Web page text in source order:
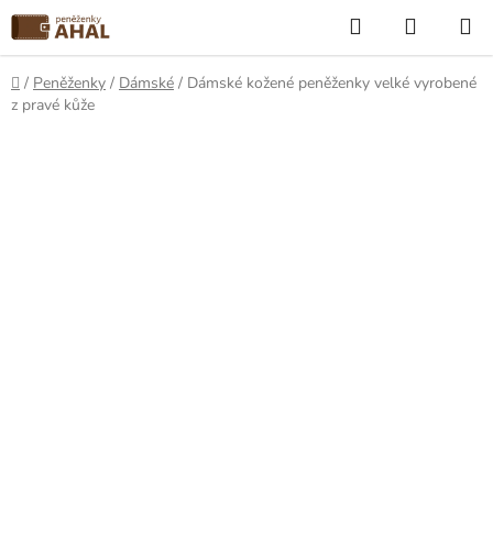
Přejít
na
obsah
Hledat
KOŠÍK
Domů
/ Peněženky / Dámské / Dámské kožené peněženky velké vyrobené
z pravé kůže